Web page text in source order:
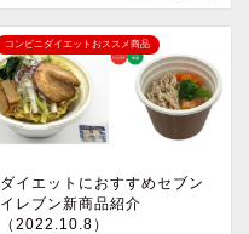
コンビニダイエットおススメ商品
ダイエットにおすすめセブン
イレブン新商品紹介
（2022.10.8）